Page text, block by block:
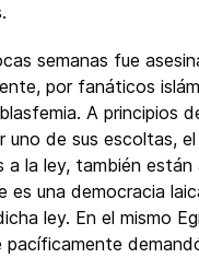
semanas fue
por fanáticos
A principios
uno de sus escoltas,
a la ley, también
es una democracia
ley. En el mismo
pacíficamente